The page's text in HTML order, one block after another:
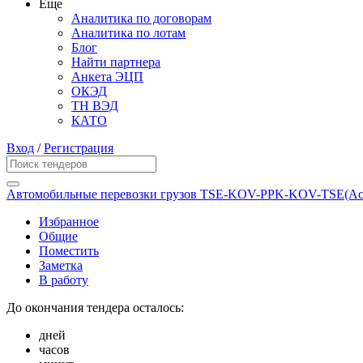
Еще
Аналитика по договорам
Аналитика по лотам
Блог
Найти партнера
Анкета ЭЦП
ОКЭД
ТН ВЭД
КАТО
Вход /Регистрация
Автомобильные перевозки грузов TSE-KOV-PPK-KOV-
Избранное
Общие
Поместить
Заметка
В работу
До окончания тендера осталось:
дней
часов